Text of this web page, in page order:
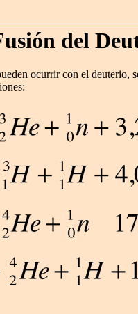
del
ocurrir con el deuterio,